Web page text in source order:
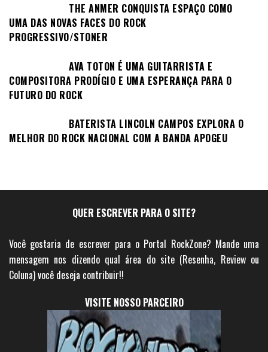
THE ANMER CONQUISTA ESPAÇO COMO
UMA DAS NOVAS FACES DO ROCK
PROGRESSIVO/STONER
AVA TOTON É UMA GUITARRISTA E
COMPOSITORA PRODÍGIO E UMA ESPERANÇA PARA O
FUTURO DO ROCK
BATERISTA LINCOLN CAMPOS EXPLORA O
MELHOR DO ROCK NACIONAL COM A BANDA APOGEU
QUER ESCREVER PARA O SITE?
Você gostaria de escrever para o Portal RockZone? Mande uma
mensagem nos dizendo qual área do site (Resenha, Review ou
Coluna) você deseja contribuir!!
VISITE NOSSO PARCEIRO